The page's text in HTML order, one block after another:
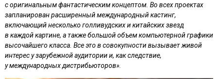
с оригинальным фантастическим концептом. Во всех проектах
запланирован расширенный международный кастинг,
включающий несколько голливудских и китайских звезд
в каждой картине, а также большой объем компьютерной графики
высочайшего класса. Все это в совокупности вызывает живой
интерес у зарубежной аудитории и, как следствие,
у международных дистрибьюторов»